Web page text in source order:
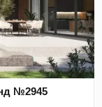
№2945